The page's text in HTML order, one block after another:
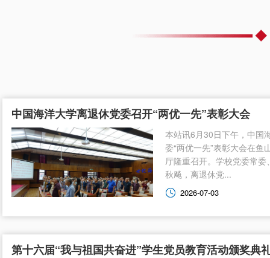
中国海洋大学离退休党委召开“两优一先”表彰大会
本站讯6月30日下午，中国
委“两优一先”表彰大会在鱼
厅隆重召开。学校党委常
秋飚，离退休党...
2026-07-03
第十六届“我与祖国共奋进”学生党员教育活动颁奖典